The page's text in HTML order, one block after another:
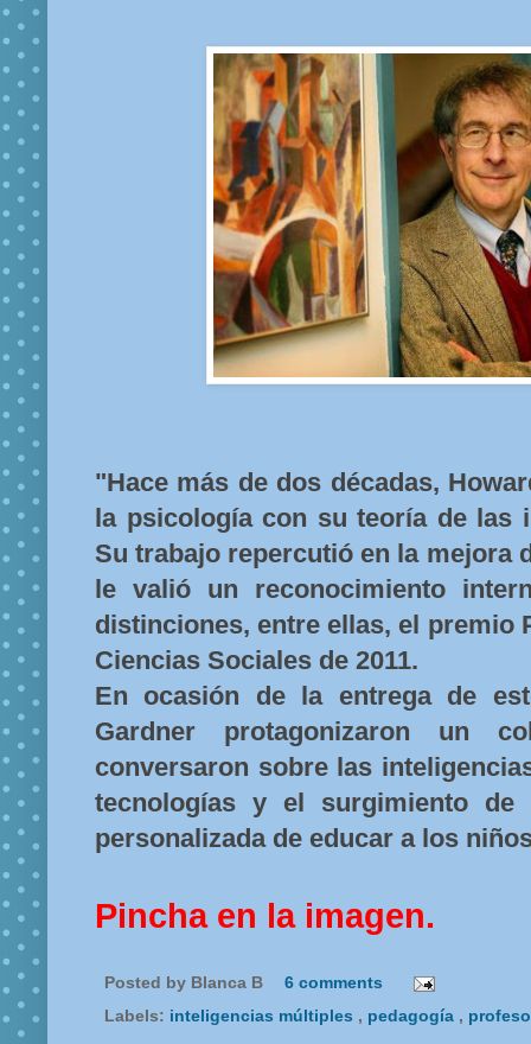
"Hace más de dos décadas,
la psicología con su teoría de las
Su trabajo repercutió en la mejora
le valió un reconocimiento
distinciones, entre ellas, el premio
Ciencias Sociales de 2011.
En ocasión de la entrega de
Gardner protagonizaron un
conversaron sobre las
tecnologías y el surgimiento de
personalizada de educar a los
Pincha en la imagen.
Posted by Blanca B
6 comments
Labels: inteligencias múltiples , pedagogía ,